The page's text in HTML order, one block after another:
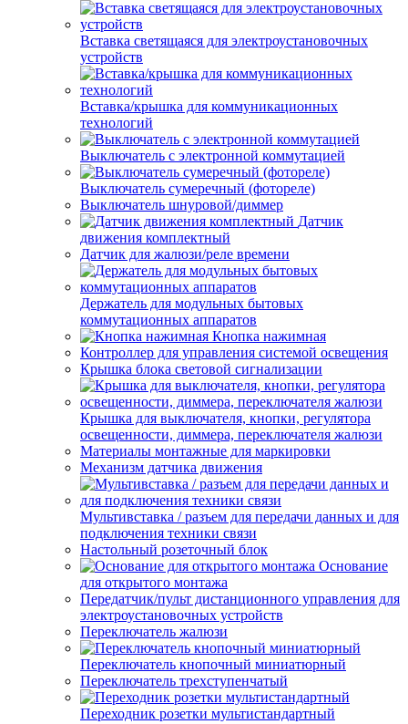
Вставка светящаяся для электроустановочных
устройств
Вставка/крышка для коммуникационных
технологий
Выключатель с электронной коммутацией
Выключатель сумеречный (фотореле)
Выключатель шнуровой/диммер
Датчик
движения комплектный
Датчик для жалюзи/реле времени
Держатель для модульных бытовых
коммутационных аппаратов
Кнопка нажимная
Контроллер для управления системой освещения
Крышка блока световой сигнализации
Крышка для выключателя, кнопки, регулятора
освещенности, диммера, переключателя жалюзи
Материалы монтажные для маркировки
Механизм датчика движения
Мультивставка / разъем для передачи данных и для
подключения техники связи
Настольный розеточный блок
Основание
для открытого монтажа
Передатчик/пульт дистанционного управления для
электроустановочных устройств
Переключатель жалюзи
Переключатель кнопочный миниатюрный
Переключатель трехступенчатый
Переходник розетки мультистандартный